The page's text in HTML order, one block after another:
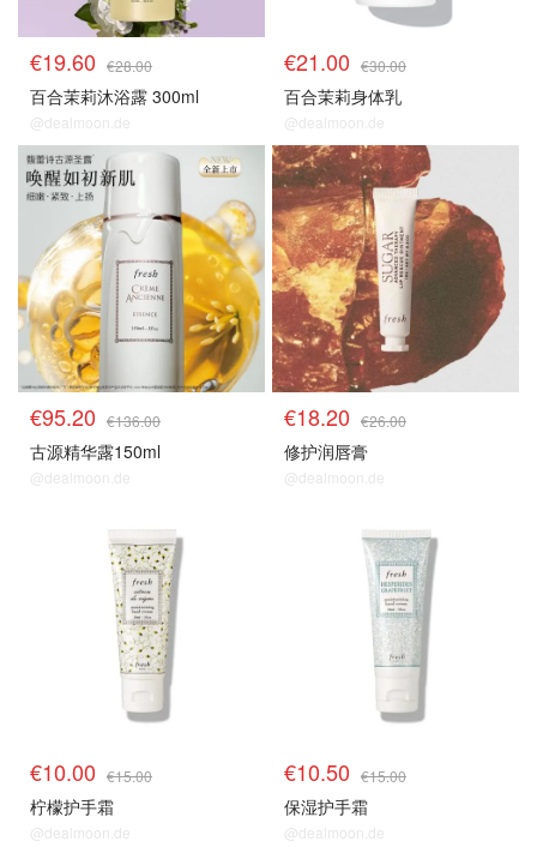
€19.60 €28.00
百合茉莉沐浴露 300ml
@dealmoon.de
€21.00 €30.00
百合茉莉身体乳
@dealmoon.de
€95.20 €136.00
古源精华露150ml
@dealmoon.de
€18.20 €26.00
修护润唇膏
@dealmoon.de
€10.00 €15.00
柠檬护手霜
@dealmoon.de
€10.50 €15.00
保湿护手霜
@dealmoon.de